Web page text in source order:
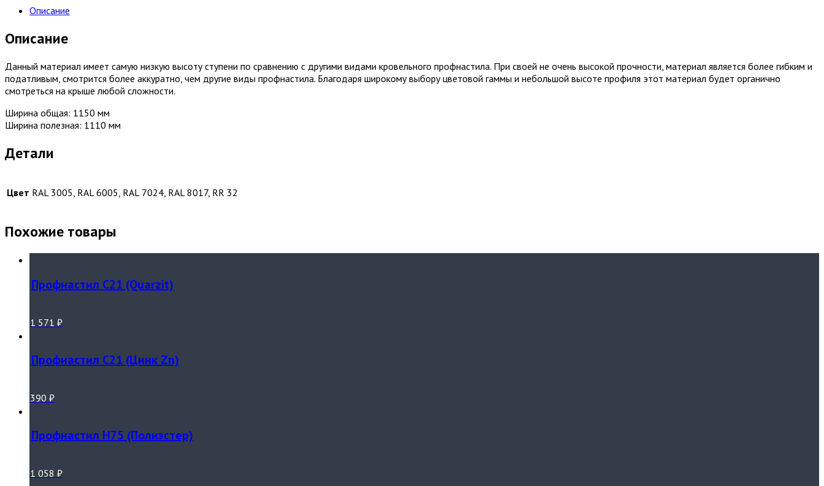
Описание
Описание
Данный материал имеет самую низкую высоту ступени по сравнению с другими видами кровельного профнастила. При своей не очень высокой прочности, материал является более гибким и
податливым, смотрится более аккуратно, чем другие виды профнастила. Благодаря широкому выбору цветовой гаммы и небольшой высоте профиля этот материал будет органично
смотреться на крыше любой сложности.
Ширина общая: 1150 мм
Ширина полезная: 1110 мм
Детали
Цвет RAL 3005, RAL 6005, RAL 7024, RAL 8017, RR 32
Похожие товары
Профнастил С21 (Quarzit)
1 571 ₽
Профнастил С21 (Цинк Zn)
390 ₽
Профнастил Н75 (Полиэстер)
1 058 ₽